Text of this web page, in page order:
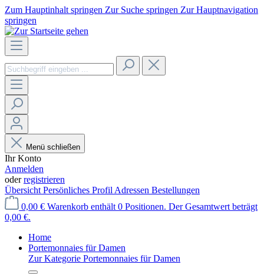
Zum Hauptinhalt springen Zur Suche springen Zur Hauptnavigation
springen
Menü schließen
Ihr Konto
Anmelden
oderregistrieren
Übersicht Persönliches Profil Adressen Bestellungen
0,00 € Warenkorb enthält 0 Positionen. Der Gesamtwert beträgt
0,00 €.
Home
Portemonnaies für Damen
Zur Kategorie Portemonnaies für Damen